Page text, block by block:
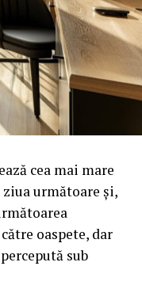
cea mai mare
următoare și,
oaspete, dar
sub